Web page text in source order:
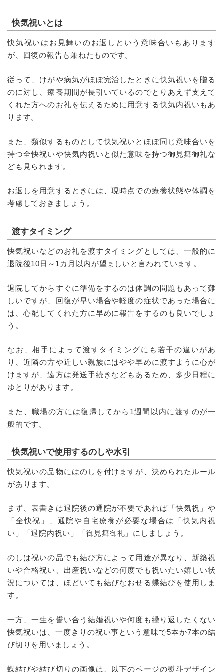
快気祝いとは
快気祝いはお見舞いのお返しという意味合いもあります
が、回復の報告も兼ねたものです。
従って、けがや病気がほぼ完治したときに快気祝いを贈る
のに対し、療養期間が長引いているのでとりあえず支えて
くれた方へのお礼を伝えるために用意する快気内祝いもあ
ります。
また、類似するものとして快気祝いとほぼ同じ意味合いを
持つ全快祝いや快気内祝いと似た意味を持つ御見舞御礼な
ども見られます。
お返しを用意するときには、現時点での療養状態や体調を
考慮しておきましょう。
渡すタイミング
快気祝いなどのお礼を渡すタイミングとしては、一般的に
退院後10日～1カ月以内が望ましいと言われています。
退院してからすぐに準備をするのは体調の問題もあって難
しいですが、回復が早い場合や軽度の症状であった場合に
は、心配してくれた方に早めに報告をするのも良いでしょ
う。
なお、相手によって渡すタイミングにも若干の違いがあ
り、近隣の方や近しい親族にはやや早めに渡すように心が
けますが、遠方は発送手続きなどもあるため、多少日程に
ゆとりがあります。
また、職場の方には復帰してから1週間以内に渡すのが一
般的です。
快気祝いで使用するのしや水引
快気祝いの品物にはのしを付けますが、決められたルール
があります。
まず、表書きは退院後の通院が不要であれば「快気祝」や
「全快祝」、通院や自宅療養が必要な場合は「快気内祝
い」「退院内祝い」「御見舞御礼」にしましょう。
のしは祝いの品でも結び方によって用途が異なり、新築祝
いや合格祝い、出産祝いなどの何度でも祝いたい嬉しい状
況については、ほどいても結びなおせる蝶結びを使用しま
す。
一方、一生を誓い合う結婚祝いや何度も繰り返したくない
快気祝いは、一度きりの祝い事という意味で5本か7本の結
び切りを用いましょう。
蝶結びや結び切りの画像は、以下のページの熨斗デザイン